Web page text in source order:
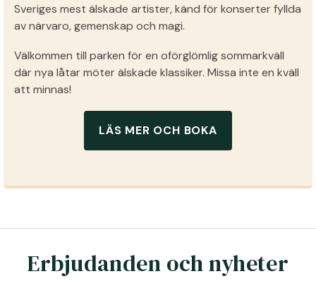
Sveriges mest älskade artister, känd för konserter fyllda
av närvaro, gemenskap och magi.
Välkommen till parken för en oförglömlig sommarkväll
där nya låtar möter älskade klassiker. Missa inte en kväll
att minnas!
LÄS MER OCH BOKA
Erbjudanden och nyheter